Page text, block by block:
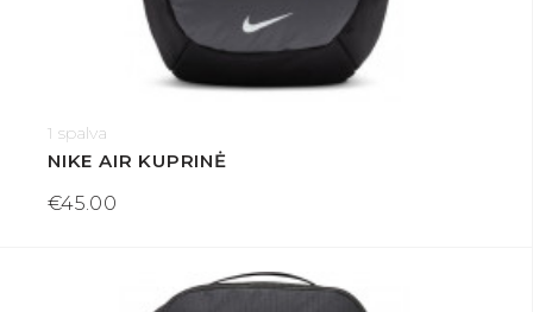
1 spalva
NIKE AIR KUPRINĖ
€45.00